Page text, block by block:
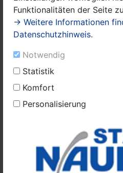
Funktionalitäten der Seite
→ Weitere Informationen
Datenschutzhinweis.
Notwendig
Statistik
Komfort
Personalisierung
freut sich
Zuwachs“ in
18. Januar 2021:
„die
PlusBus fährt
24. Juni 2020: